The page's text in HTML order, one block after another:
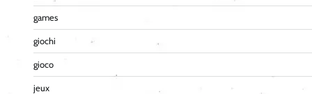
games
giochi
gioco
jeux